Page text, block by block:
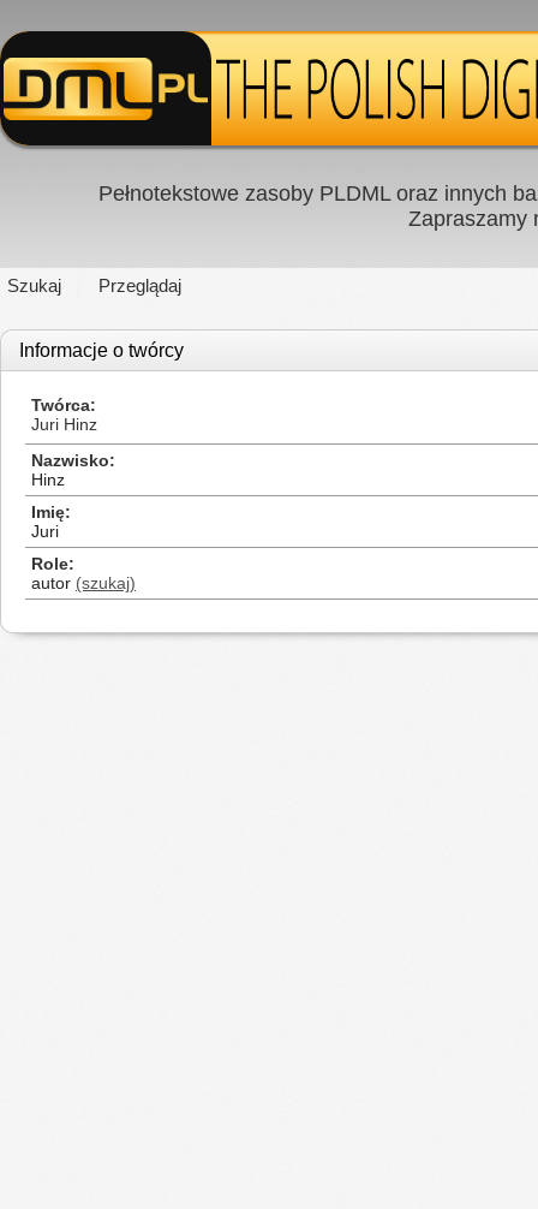
Pełnotekstowe zasoby PLDML oraz innych
Zapraszamy
Szukaj Przeglądaj
Informacje o twórcy
Twórca
Juri Hinz
Nazwisko
Hinz
Imię
Juri
Role
autor (szukaj)